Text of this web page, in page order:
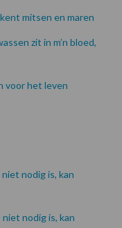
mitsen en maren
zit in m’n bloed,
voor het leven
nodig is, kan
nodig is, kan